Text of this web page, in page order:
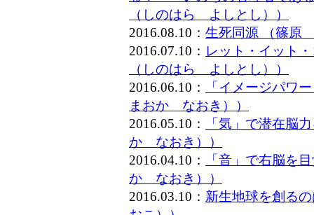
（しのはら よしとし））
2016.08.10： 生死同源 （篠原
2016.07.10： レット・イット
（しのはら よしとし））
2016.06.10：
「イメージパワ
まおか なおき））
2016.05.10：
「気」で潜在脳
か なおき））
2016.04.10：
「音」で右脳を
か なおき））
2016.03.10： 新生地球を創る